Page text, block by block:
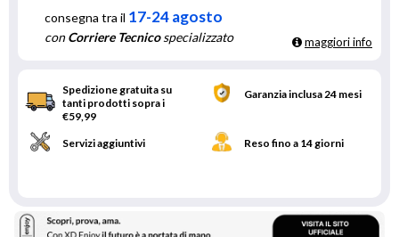
consegna tra il 17-24 agosto
conCorriere Tecnicospecializzato maggiori info
Spedizione gratuita su
tanti prodotti sopra i
€59,99
Garanzia inclusa 24 mesi
Servizi aggiuntivi Reso fino a 14 giorni